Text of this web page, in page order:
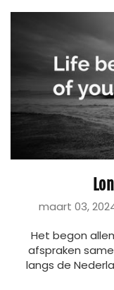
maart 03,
Het begon
afspraken
langs de